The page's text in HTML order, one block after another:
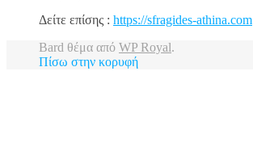
Δείτε επίσης : https://sfragides-athina.com
Bard θέμα από WP Royal.
Πίσω στην κορυφή